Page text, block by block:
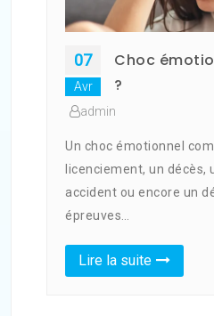
07
Avr
Choc
?
admin
Un choc émotionnel
licenciement, un décès,
accident ou encore un
épreuves…
Lire la suite